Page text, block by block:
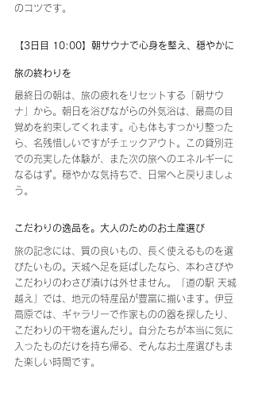
のコツです。
【3日目 10:00】朝サウナで心身を整え、穏やかに
旅の終わりを
最終日の朝は、旅の疲れをリセットする「朝サウ
ナ」から。朝日を浴びながらの外気浴は、最高の目
覚めを約束してくれます。心も体もすっかり整った
ら、名残惜しいですがチェックアウト。この貸別荘
での充実した体験が、また次の旅へのエネルギーに
なるはず。穏やかな気持ちで、日常へと戻りましょ
う。
こだわりの逸品を。大人のためのお土産選び
旅の記念には、質の良いもの、長く使えるものを選
びたいもの。天城へ足を延ばしたなら、本わさびや
こだわりのわさび漬けは外せません。「道の駅 天城
越え」では、地元の特産品が豊富に揃います。伊豆
高原では、ギャラリーで作家ものの器を探したり、
こだわりの干物を選んだり。自分たちが本当に気に
入ったものだけを持ち帰る、そんなお土産選びもま
た楽しい時間です。